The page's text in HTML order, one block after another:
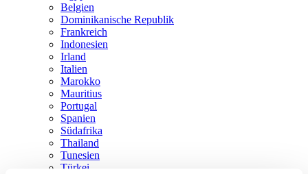
Belgien
Dominikanische Republik
Frankreich
Indonesien
Irland
Italien
Marokko
Mauritius
Portugal
Spanien
Südafrika
Thailand
Tunesien
Türkei